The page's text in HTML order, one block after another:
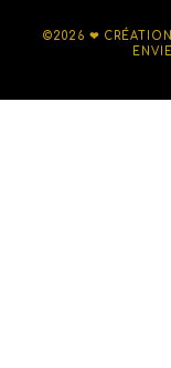
©2026 ❤